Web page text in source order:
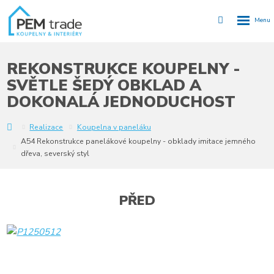
Vyhledávání
REKONSTRUKCE KOUPELNY -
SVĚTLE ŠEDÝ OBKLAD A
DOKONALÁ JEDNODUCHOST
Realizace
Koupelna v paneláku
A54 Rekonstrukce panelákové koupelny - obklady imitace jemného
dřeva, severský styl
PŘED